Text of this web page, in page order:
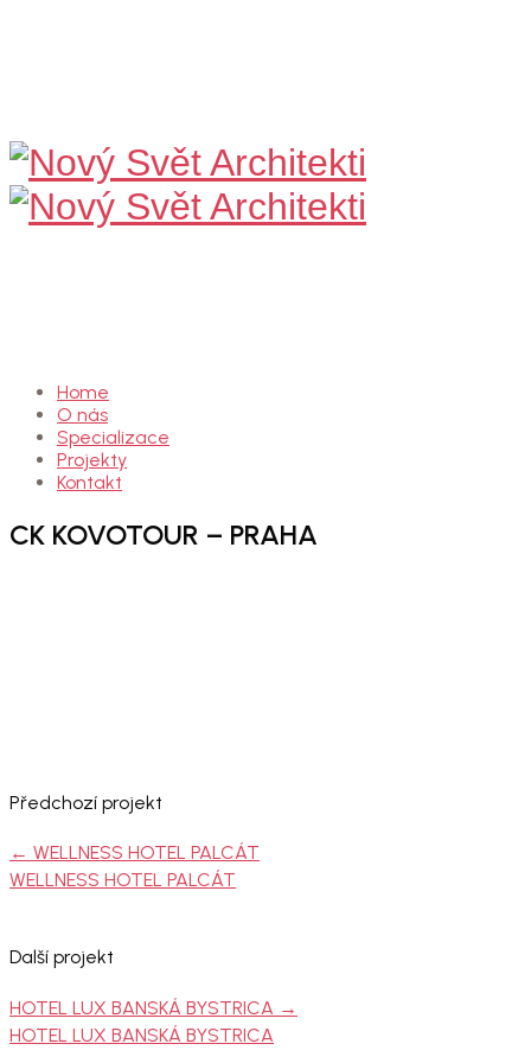
Nový
Svět
Home
O nás
Specializace
Projekty
Kontakt
CK KOVOTOUR – PRAHA
Předchozí projekt
← WELLNESS HOTEL PALCÁT
WELLNESS HOTEL PALCÁT
Další projekt
HOTEL LUX BANSKÁ BYSTRICA →
HOTEL LUX BANSKÁ BYSTRICA